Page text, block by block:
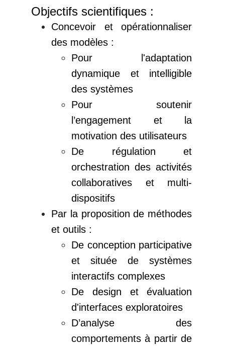
Objectifs scientifiques :
Concevoir et opérationnaliser
des modèles :
Pour l'adaptation
dynamique et intelligible
des systèmes
Pour soutenir
l’engagement et la
motivation des utilisateurs
De régulation et
orchestration des activités
collaboratives et multi-
dispositifs
Par la proposition de méthodes
et outils :
De conception participative
et située de systèmes
interactifs complexes
De design et évaluation
d'interfaces exploratoires
D’analyse des
comportements à partir de